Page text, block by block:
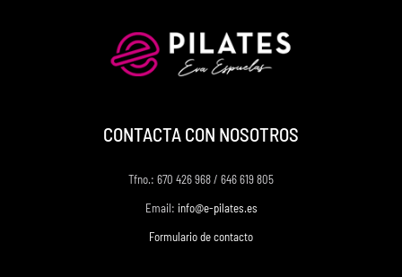
CONTACTA CON NOSOTROS
Tfno.: 670 426 968 / 646 619 805
Email: info@e-pilates.es
Formulario de contacto